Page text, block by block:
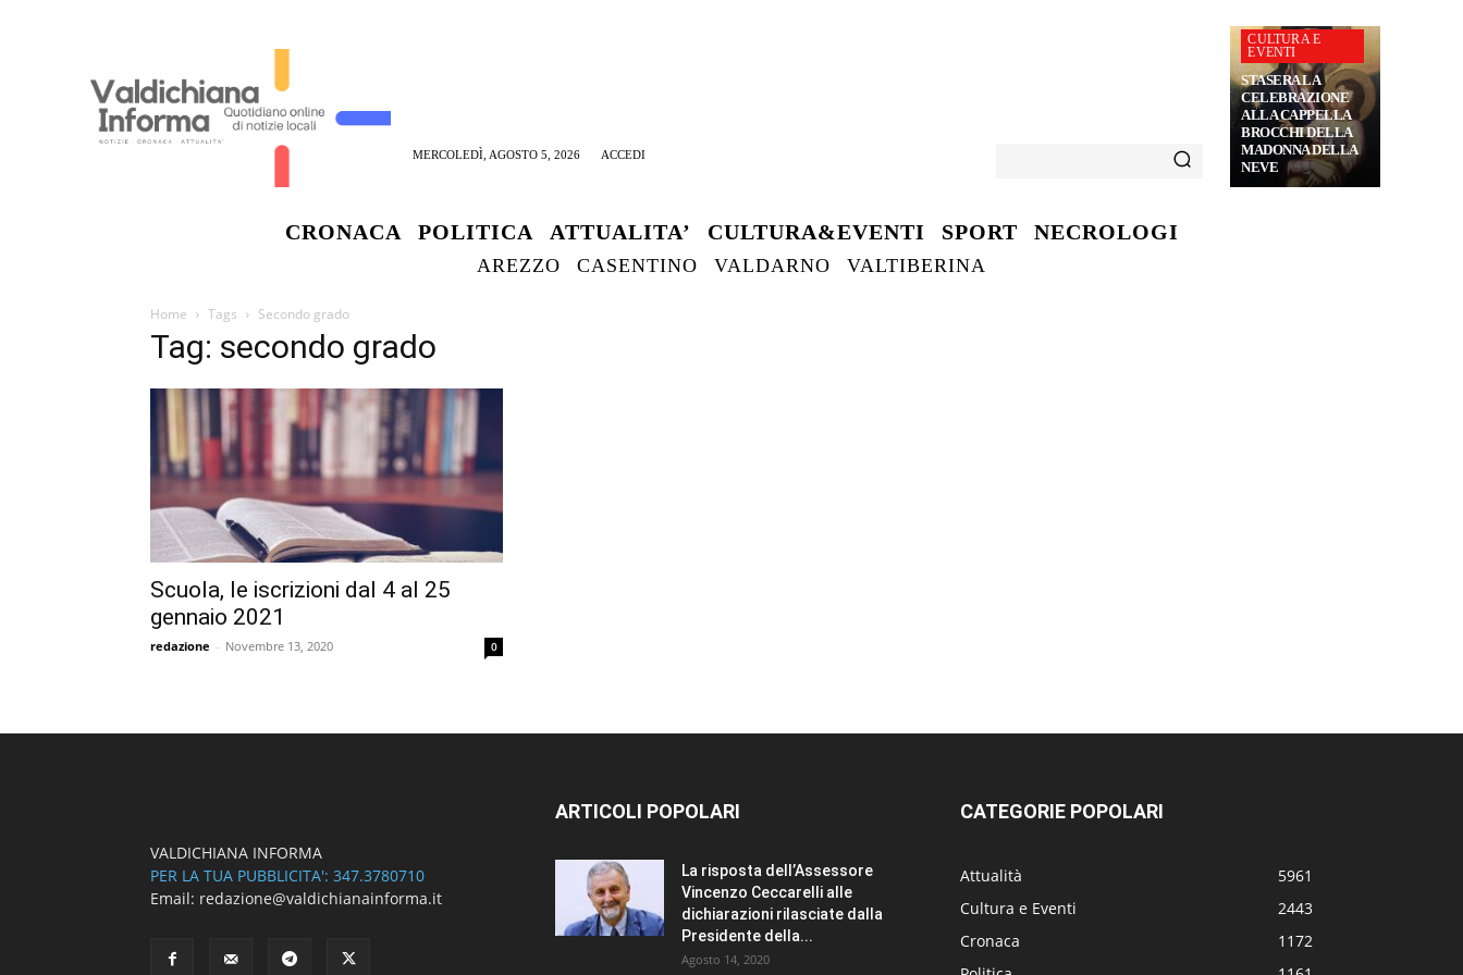
MERCOLEDÌ, AGOSTO 5, 2026 ACCEDI
CULTURA E
EVENTI
STASERA LA
CELEBRAZIONE
ALLA CAPPELLA
BROCCHI DELLA
MADONNA DELLA
NEVE
CRONACA POLITICA ATTUALITA’ CULTURA&EVENTI SPORT NECROLOGI
AREZZO CASENTINO VALDARNO VALTIBERINA
Home Tags Secondo grado
Tag: secondo grado
Scuola, le iscrizioni dal 4 al 25
gennaio 2021
redazione - Novembre 13, 2020 0
VALDICHIANA INFORMA
PER LA TUA PUBBLICITA': 347.3780710
Email: redazione@valdichianainforma.it
ARTICOLI POPOLARI
La risposta dell’Assessore
Vincenzo Ceccarelli alle
dichiarazioni rilasciate dalla
Presidente della...
Agosto 14, 2020
CATEGORIE POPOLARI
Attualità
5961
Cultura e Eventi
2443
Cronaca
1172